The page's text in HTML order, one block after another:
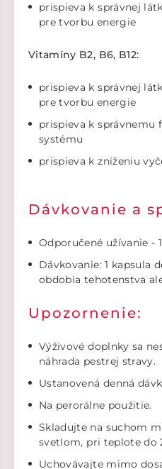
prispieva k správnej
pre tvorbu energie
Vitamíny B2, B6, B12:
prispieva k správnej
pre tvorbu energie
prispieva k správnemu
systému
prispieva k zníženiu
Dávkovanie a
Odporučené užívanie -
Dávkovanie: 1 kapsula
obdobia tehotenstva
Upozornenie:
Výživové doplnky sa
náhrada pestrej stravy.
Ustanovená denná
Na perorálne použitie.
Skladujte na suchom
svetlom, pri teplote do
Uchovávajte mimo